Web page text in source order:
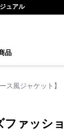
ュアル
品
ス風ジャケット】
ファッシ